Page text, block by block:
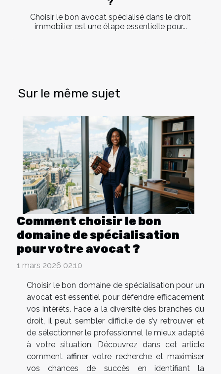
Choisir le bon avocat spécialisé dans le droit
immobilier est une étape essentielle pour...
Sur le même sujet
Comment choisir le bon
domaine de spécialisation
pour votre avocat ?
1 mars 2026 02:10
Choisir le bon domaine de spécialisation pour un
avocat est essentiel pour défendre efficacement
vos intérêts. Face à la diversité des branches du
droit, il peut sembler difficile de s’y retrouver et
de sélectionner le professionnel le mieux adapté
à votre situation. Découvrez dans cet article
comment affiner votre recherche et maximiser
vos chances de succès en identifiant la